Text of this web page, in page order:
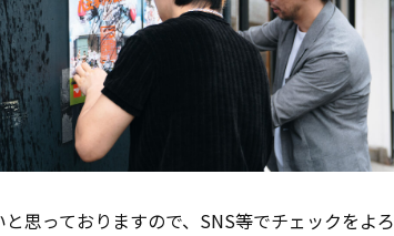
思っておりますので、SNS等でチェックをよろ